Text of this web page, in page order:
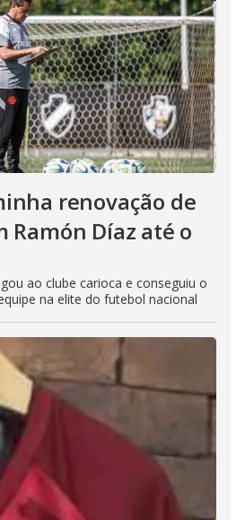
renovação de
Ramón Díaz até o
ao clube carioca e conseguiu o
na elite do futebol nacional